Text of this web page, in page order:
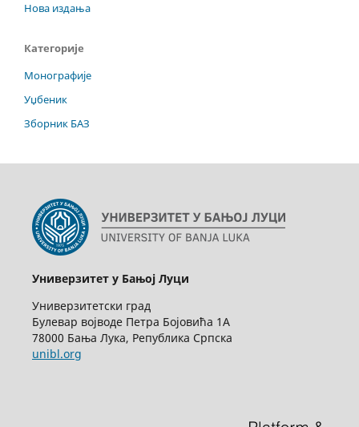
Нова издања
Категорије
Монографије
Уџбеник
Зборник БАЗ
Универзитет у Бањој Луци
Универзитетски град
Булевар војводе Петра Бојовића 1А
78000 Бања Лука, Република Српска
unibl.org